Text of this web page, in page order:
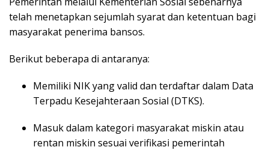
telah menetapkan sejumlah syarat dan ketentuan bagi
masyarakat penerima bansos.
Berikut beberapa di antaranya:
Memiliki NIK yang valid dan terdaftar dalam Data
Terpadu Kesejahteraan Sosial (DTKS).
Masuk dalam kategori masyarakat miskin atau
rentan miskin sesuai verifikasi pemerintah